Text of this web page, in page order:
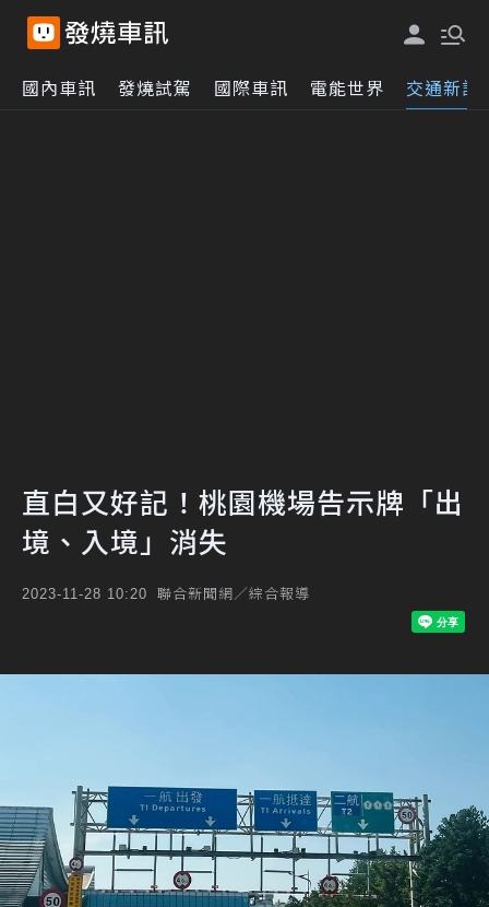
國內車訊 發燒試駕 國際車訊 電能世界 交通新訊
直白又好記！桃園機場告示牌「出
境、入境」消失
2023-11-28 10:20 聯合新聞網／綜合報導